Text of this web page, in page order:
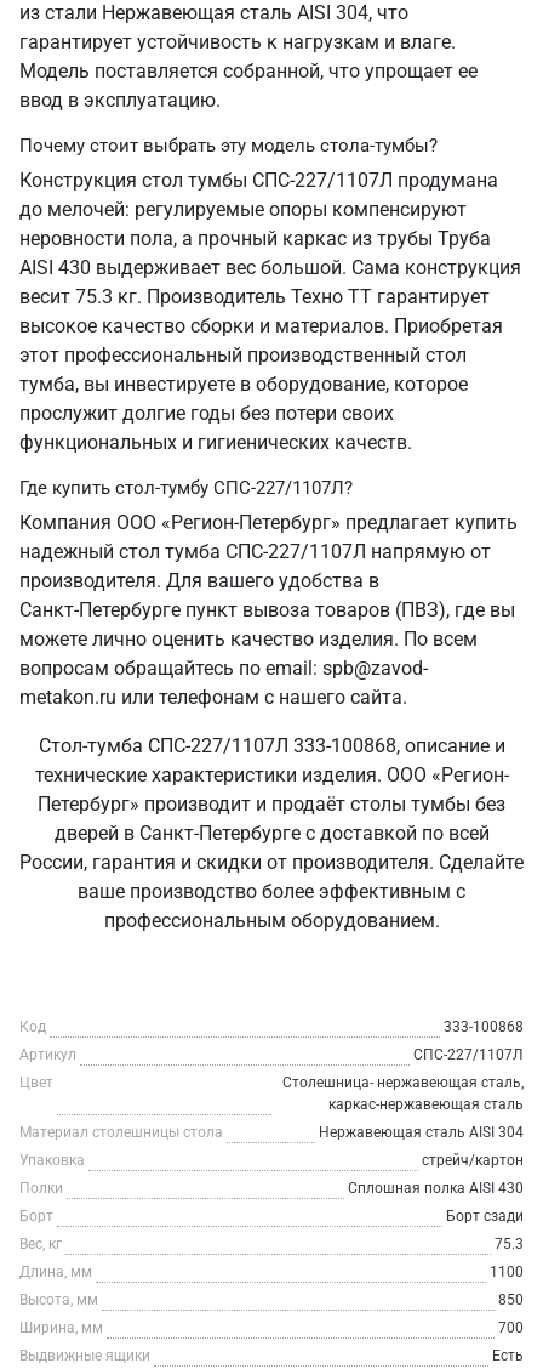
из стали Нержавеющая сталь AISI 304, что
гарантирует устойчивость к нагрузкам и влаге.
Модель поставляется собранной, что упрощает ее
ввод в эксплуатацию.
Почему стоит выбрать эту модель стола-тумбы?
Конструкция стол тумбы СПС-227/1107Л продумана
до мелочей: регулируемые опоры компенсируют
неровности пола, а прочный каркас из трубы Труба
AISI 430 выдерживает вес большой. Сама конструкция
весит 75.3 кг. Производитель Техно ТТ гарантирует
высокое качество сборки и материалов. Приобретая
этот профессиональный производственный стол
тумба, вы инвестируете в оборудование, которое
прослужит долгие годы без потери своих
функциональных и гигиенических качеств.
Где купить стол-тумбу СПС-227/1107Л?
Компания ООО «Регион-Петербург» предлагает купить
надежный стол тумба СПС-227/1107Л напрямую от
производителя. Для вашего удобства в
Санкт‑Петербурге пункт вывоза товаров (ПВЗ), где вы
можете лично оценить качество изделия. По всем
вопросам обращайтесь по email: spb@zavod-
metakon.ru или телефонам с нашего сайта.
Стол-тумба СПС-227/1107Л 333-100868, описание и
технические характеристики изделия. ООО «Регион-
Петербург» производит и продаёт столы тумбы без
дверей в Санкт‑Петербурге с доставкой по всей
России, гарантия и скидки от производителя. Сделайте
ваше производство более эффективным с
профессиональным оборудованием.
Код
333-100868
Артикул
СПС-227/1107Л
Цвет
Столешница- нержавеющая сталь,
каркас-нержавеющая сталь
Материал столешницы стола
Нержавеющая сталь AISI 304
Упаковка
стрейч/картон
Полки
Сплошная полка AISI 430
Борт
Борт сзади
Вес, кг
75.3
Длина, мм
1100
Высота, мм
850
Ширина, мм
700
Выдвижные ящики
Есть